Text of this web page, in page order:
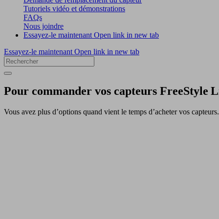
Tutoriels vidéo et démonstrations
FAQs
Nous joindre
Essayez-le maintenant Open link in new tab
Essayez-le maintenant Open link in new tab
Pour commander vos capteurs FreeStyle
Vous avez plus d’options quand vient le temps d’acheter vos capteurs.